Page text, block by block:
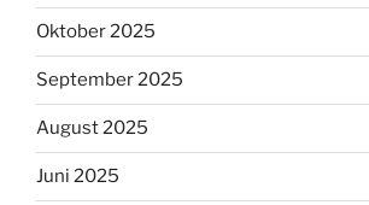
Oktober 2025
September 2025
August 2025
Juni 2025